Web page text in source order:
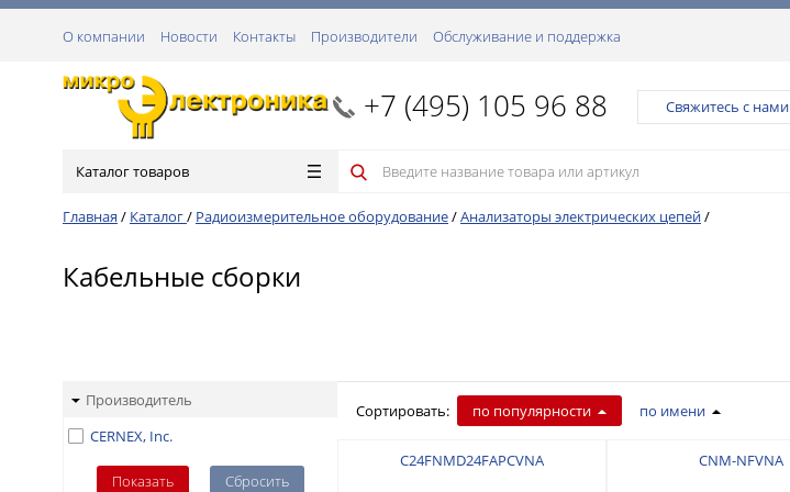
О компании Новости Контакты Производители Обслуживание и поддержка
+7 (495) 105 96 88 Свяжитесь с нами
Каталог товаров
Главная / Каталог/ Радиоизмерительное оборудование/Анализаторы электрических цепей/
Кабельные сборки
Производитель
CERNEX, Inc.
Сортировать: по популярности по имени
C24FNMD24FAPCVNA CNM-NFVNA